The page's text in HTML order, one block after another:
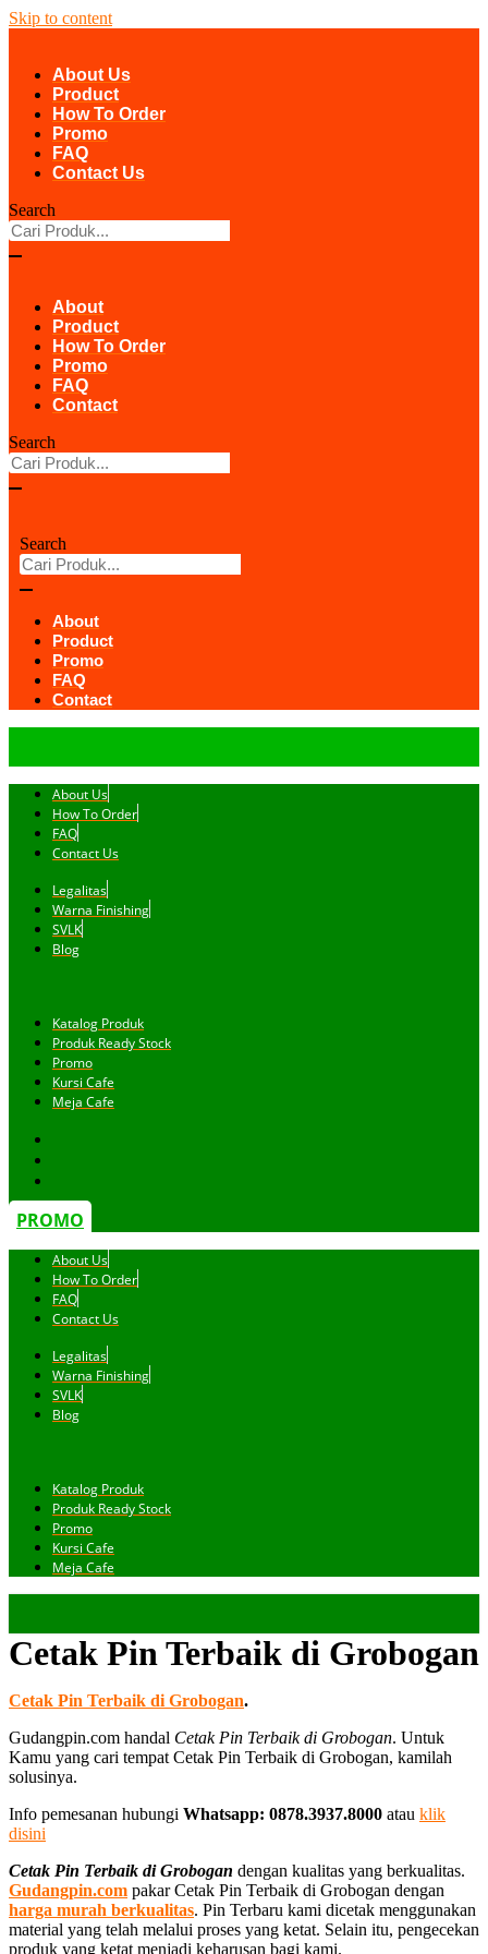
Skip to content
About Us
Product
How To Order
Promo
FAQ
Contact Us
Search
About
Product
How To Order
Promo
FAQ
Contact
Search
Search
About
Product
Promo
FAQ
Contact
About Us
How To Order
FAQ
Contact Us
Legalitas
Warna Finishing
SVLK
Blog
Katalog Produk
Produk Ready Stock
Promo
Kursi Cafe
Meja Cafe
PROMO
About Us
How To Order
FAQ
Contact Us
Legalitas
Warna Finishing
SVLK
Blog
Katalog Produk
Produk Ready Stock
Promo
Kursi Cafe
Meja Cafe
Cetak Pin Terbaik di Grobogan
Cetak Pin Terbaik di Grobogan.
Gudangpin.com handal Cetak Pin Terbaik di Grobogan. Untuk
Kamu yang cari tempat Cetak Pin Terbaik di Grobogan, kamilah
solusinya.
Info pemesanan hubungi Whatsapp: 0878.3937.8000 atau klik
disini
Cetak Pin Terbaik di Grobogan dengan kualitas yang berkualitas.
Gudangpin.com pakar Cetak Pin Terbaik di Grobogan dengan
harga murah berkualitas. Pin Terbaru kami dicetak menggunakan
material yang telah melalui proses yang ketat. Selain itu, pengecekan
produk yang ketat menjadi keharusan bagi kami.